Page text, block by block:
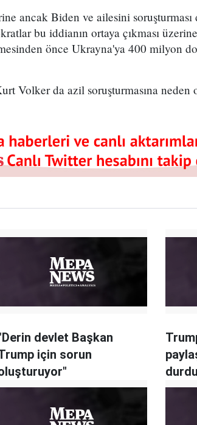
ancak Biden ve ailesini soruşturması
bu iddianın ortaya çıkması
önce Ukrayna'ya 400 milyon
Volker da azil soruşturmasına
devlet Başkan
için sorun